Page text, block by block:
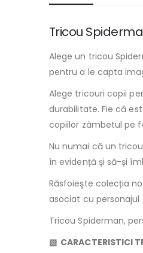
Tricou
Alege un tricou
pentru a le capta
Alege tricouri copii
durabilitate. Fie că
copiilor zâmbetul pe
Nu numai că un
în evidență şi să-și
Răsfoieşte colecția
asociat cu personajul
Tricou Spiderman,
▧ CARACTERISTICI